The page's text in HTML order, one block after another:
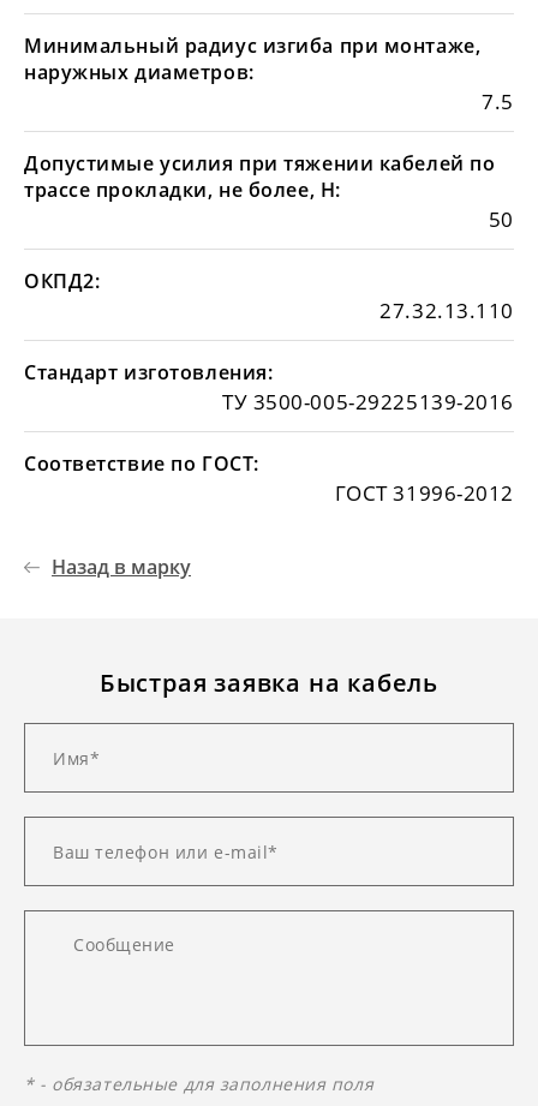
Минимальный радиус изгиба при монтаже,
наружных диаметров:
7.5
Допустимые усилия при тяжении кабелей по
трассе прокладки, не более, Н:
50
ОКПД2:
27.32.13.110
Стандарт изготовления:
ТУ 3500-005-29225139-2016
Соответствие по ГОСТ:
ГОСТ 31996-2012
Назад в марку
Быстрая заявка на кабель
* - обязательные для заполнения поля